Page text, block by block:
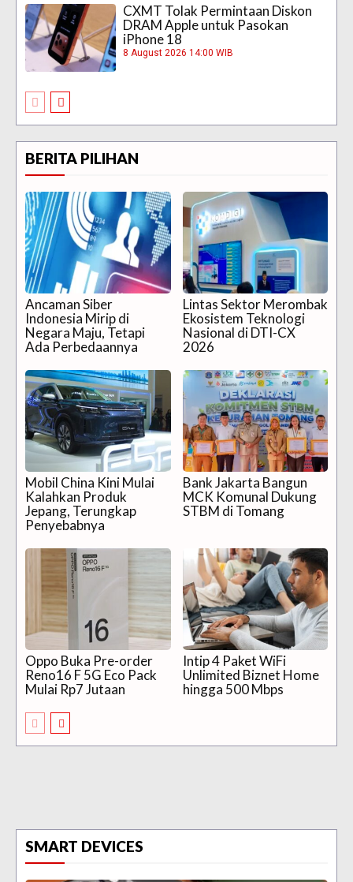
CXMT Tolak Permintaan Diskon
DRAM Apple untuk Pasokan
iPhone 18
8 August 2026 14:00 WIB
BERITA PILIHAN
Ancaman Siber
Indonesia Mirip di
Negara Maju, Tetapi
Ada Perbedaannya
Lintas Sektor Merombak
Ekosistem Teknologi
Nasional di DTI-CX
2026
Mobil China Kini Mulai
Kalahkan Produk
Jepang, Terungkap
Penyebabnya
Bank Jakarta Bangun
MCK Komunal Dukung
STBM di Tomang
Oppo Buka Pre-order
Reno16 F 5G Eco Pack
Mulai Rp7 Jutaan
Intip 4 Paket WiFi
Unlimited Biznet Home
hingga 500 Mbps
SMART DEVICES